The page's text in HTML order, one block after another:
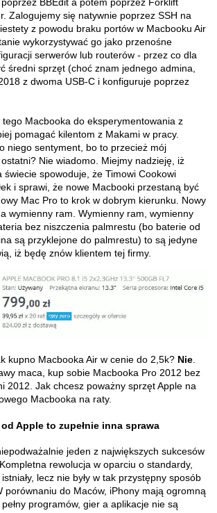
Zalogujemy się natywnie poprzez SSH na
z powodu braku portów w Macbooku Air
wykorzystywać go jako przenośne
serwerów lub routerów - przez co dla
średni sprzęt (choć znam jednego admina,
z dwoma USB-C i konfiguruje poprzez
Macbooka do eksperymentowania z
pomagać kilentom z Makami w pracy.
niego sentyment, bo to przecież mój
Nie wiadomo. Miejmy nadzieję, iż
świecie spowoduje, że Timowi Cookowi
i sprawi, że nowe Macbooki przestaną być
Mac Pro to krok w dobrym kierunku. Nowy
wymienny ram. Wymienny ram, wymienny
bez niszczenia palmrestu (bo baterie od
są przyklejone do palmrestu) to są jedyne
iż będę znów klientem tej firmy.
kupno Macbooka Air w cenie do 2,5k? Nie
maca, kup sobie Macbooka Pro 2012 bez
2012. Jak chcesz poważny sprzęt Apple na
Macbooka na raty.
Apple to zupełnie inna sprawa
jeden z największych sukcesów
rewolucja w oparciu o standardy,
lecz nie były w tak przystępny sposób
porównaniu do Maców, iPhony mają ogromną
programów, gier a aplikacje nie są